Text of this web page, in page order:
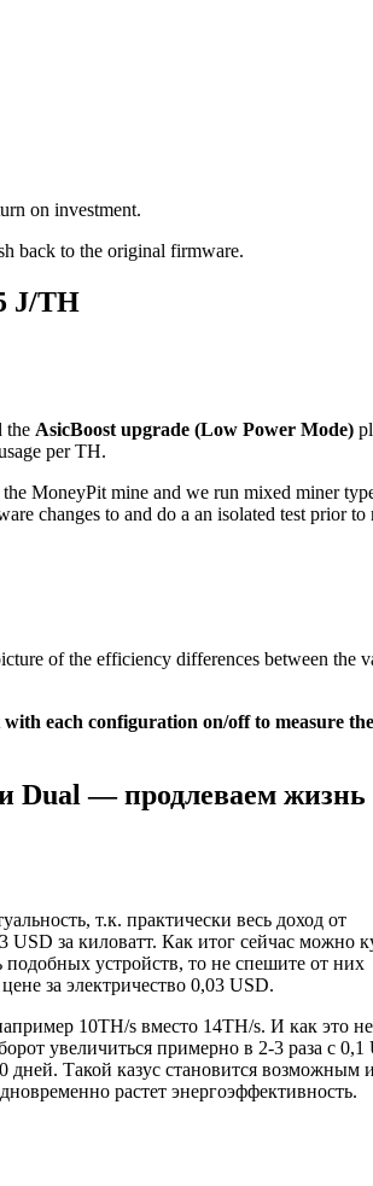
on investment.
back to the original firmware.
J/TH
the AsicBoost upgrade (Low Power Mode)
per TH.
MoneyPit mine and we run mixed miner
changes to and do a an isolated test prior
of the efficiency differences between the
each configuration on/off to measure the
Dual — продлеваем жизнь
т.к. практически весь доход от
USD за киловатт. Как итог сейчас можно
устройств, то не спешите от них
за электричество 0,03 USD.
10TH/s вместо 14TH/s. И как это не
увеличиться примерно в 2-3 раза с 0,1
Такой казус становится возможным
растет энергоэффективность.